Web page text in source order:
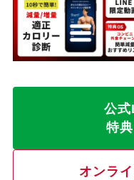
公
特
オンラ